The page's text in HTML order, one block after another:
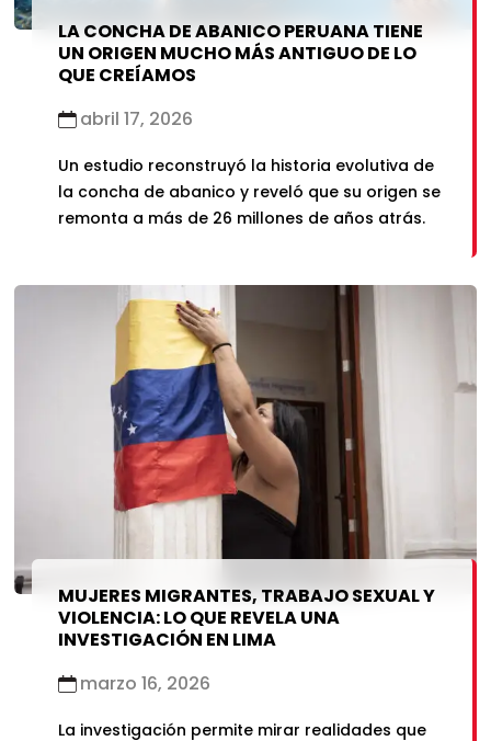
LA CONCHA DE ABANICO PERUANA TIENE
UN ORIGEN MUCHO MÁS ANTIGUO DE LO
QUE CREÍAMOS
abril 17, 2026
Un estudio reconstruyó la historia evolutiva de
la concha de abanico y reveló que su origen se
remonta a más de 26 millones de años atrás.
MUJERES MIGRANTES, TRABAJO SEXUAL Y
VIOLENCIA: LO QUE REVELA UNA
INVESTIGACIÓN EN LIMA
marzo 16, 2026
La investigación permite mirar realidades que